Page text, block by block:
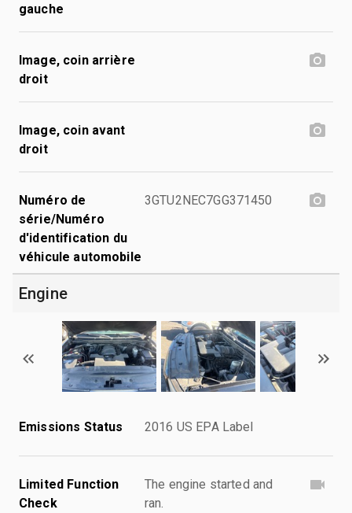
gauche
Image, coin arrière
droit
Image, coin avant
droit
Numéro de
série/Numéro
d'identification du
véhicule automobile
3GTU2NEC7GG371450
Engine
Emissions Status 2016 US EPA Label
Limited Function
Check
The engine started and
ran.